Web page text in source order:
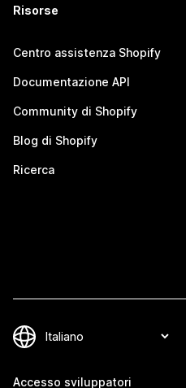
Risorse
Centro assistenza Shopify
Documentazione API
Community di Shopify
Blog di Shopify
Ricerca
Accesso sviluppatori